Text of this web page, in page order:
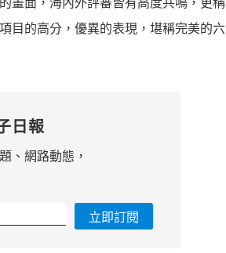
畫面，海內外評審皆有高度共鳴，更稱
目的高分，優異的表現，堪稱完美的六
日報
、網路動態，
立即訂閱